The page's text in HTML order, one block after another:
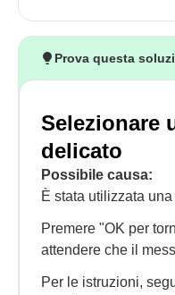
Prova questa
Selezionare
delicato
Possibile causa:
È stata utilizzata
Premere "OK per
attendere che il
Per le istruzioni,